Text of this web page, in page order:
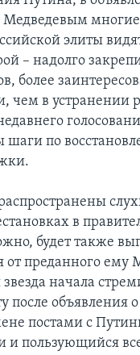
Медведевым многие
элиты
– надолго
более
чем в устранении
шаги по
в
будет также
от преданного ему
начала
после объявления о
постами с
и пользующийся